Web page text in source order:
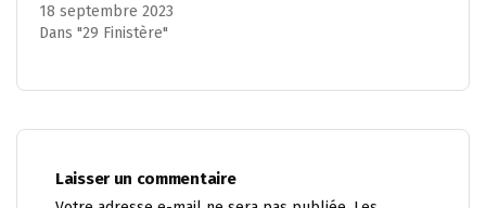
18 septembre 2023
Dans "29 Finistère"
Laisser un commentaire